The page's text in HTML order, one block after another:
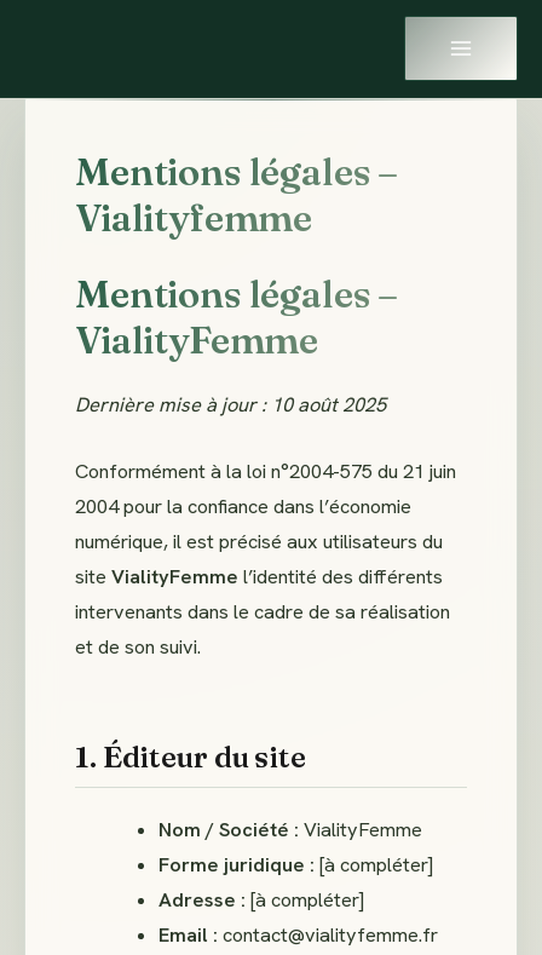
MAIN
MENU
Mentions légales –
Vialityfemme
Mentions légales –
VialityFemme
Dernière mise à jour : 10 août 2025
Conformément à la loi n°2004-575 du 21 juin
2004 pour la confiance dans l’économie
numérique, il est précisé aux utilisateurs du
siteVialityFemme l’identité des différents
intervenants dans le cadre de sa réalisation
et de son suivi.
1. Éditeur du site
Nom / Société : VialityFemme
Forme juridique : [à compléter]
Adresse : [à compléter]
Email : contact@vialityfemme.fr